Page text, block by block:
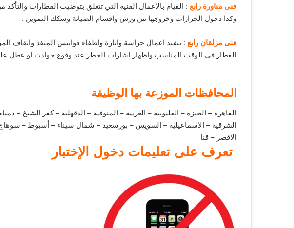
فنى مناورة رابع : القيام بالأعمال الفنية التي تتعلق بتوضيب القطارات والتأكد
وكذا دخول الجرارات وخروجها من ورش واقسام الصيانة وسكك التموين .
فنى مزلقان رابع : تنفيذ اعمال حراسة وانارة واطفاء فوانيس المنفذ وايقاف
القطار فى الوقت المناسب واظهار اشارات الخطر عند وقوع حوادث او عطل
المحافظات الموزعة بها الوظيفة
القاهرة – الجيزة – القليوبية – الغربية – المنوفية – الدقهلية – كفر الشيخ –
الشرقية – الاسماعيلية – السويس – بورسعيد – شمال سيناء – أسيوط –
الاقصر – قنا
تعرف على تعليمات دخول الإختبار